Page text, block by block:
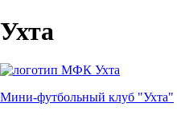
Ухта
Мини-футбольный клуб "Ухта"